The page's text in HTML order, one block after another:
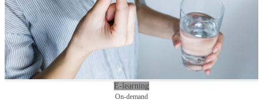
E-learning
On-demand